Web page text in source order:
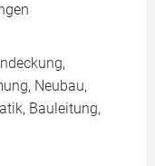
Neubau,
Bauleitung,